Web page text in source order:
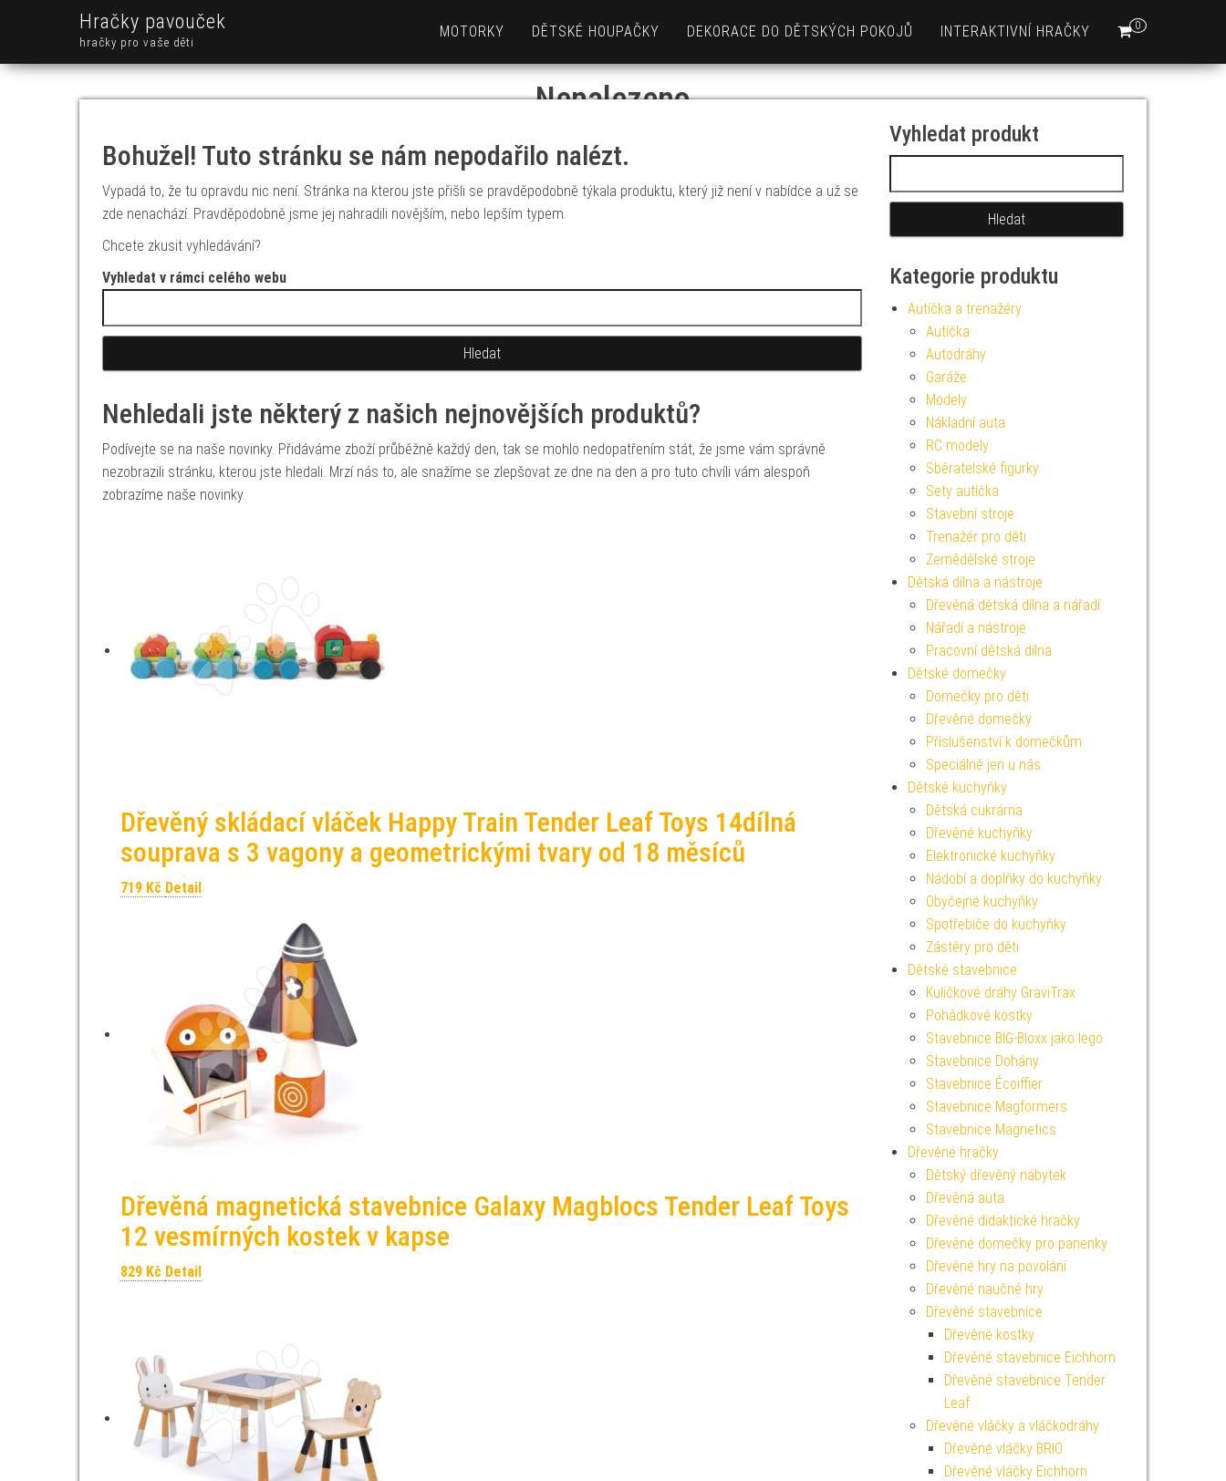
Hračky pavouček
hračky pro vaše děti
0
MOTORKY DĚTSKÉ HOUPAČKY DEKORACE DO DĚTSKÝCH POKOJŮ INTERAKTIVNÍ HRAČKY
Nenalezeno
Bohužel! Tuto stránku se nám nepodařilo nalézt.
Vypadá to, že tu opravdu nic není. Stránka na kterou jste přišli se pravděpodobně týkala produktu, který již není v nabídce a už se
zde nenachází. Pravděpodobně jsme jej nahradili novějším, nebo lepším typem.
Chcete zkusit vyhledávání?
Vyhledat v rámci celého webu
Nehledali jste některý z našich nejnovějších produktů?
Podívejte se na naše novinky. Přidáváme zboží průběžně každý den, tak se mohlo nedopatřením stát, že jsme vám správně
nezobrazili stránku, kterou jste hledali. Mrzí nás to, ale snažíme se zlepšovat ze dne na den a pro tuto chvíli vám alespoň
zobrazíme naše novinky.
Dřevěný skládací vláček Happy Train Tender Leaf Toys 14dílná
souprava s 3 vagony a geometrickými tvary od 18 měsíců
719 Kč Detail
Dřevěná magnetická stavebnice Galaxy Magblocs Tender Leaf Toys
12 vesmírných kostek v kapse
829 Kč Detail
Vyhledat produkt
Kategorie produktu
Autíčka a trenažéry
Autíčka
Autodráhy
Garáže
Modely
Nákladní auta
RC modely
Sběratelské figurky
Sety autíčka
Stavební stroje
Trenažér pro děti
Zemědělské stroje
Dětská dílna a nástroje
Dřevěná dětská dílna a nářadí
Nářadí a nástroje
Pracovní dětská dílna
Dětské domečky
Domečky pro děti
Dřevěné domečky
Příslušenství k domečkům
Speciálně jen u nás
Dětské kuchyňky
Dětská cukrárna
Dřevěné kuchyňky
Elektronické kuchyňky
Nádobí a doplňky do kuchyňky
Obyčejné kuchyňky
Spotřebiče do kuchyňky
Zástěry pro děti
Dětské stavebnice
Kuličkové dráhy GraviTrax
Pohádkové kostky
Stavebnice BIG-Bloxx jako lego
Stavebnice Dohány
Stavebnice Écoiffier
Stavebnice Magformers
Stavebnice Magnetics
Dřevěné hračky
Dětský dřevěný nábytek
Dřevěná auta
Dřevěné didaktické hračky
Dřevěné domečky pro panenky
Dřevěné hry na povolání
Dřevěné naučné hry
Dřevěné stavebnice
Dřevěné kostky
Dřevěné stavebnice Eichhorn
Dřevěné stavebnice Tender
Leaf
Dřevěné vláčky a vláčkodráhy
Dřevěné vláčky BRIO
Dřevěné vláčky Eichhorn